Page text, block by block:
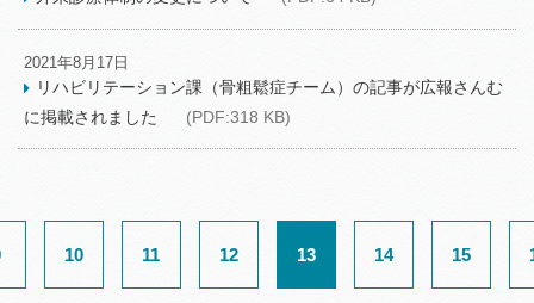
2021年8月17日
リハビリテーション課（骨粗鬆症チーム）の記事が広報さんむ
に掲載されました
(PDF:318 KB)
10 11 12 13 14 15